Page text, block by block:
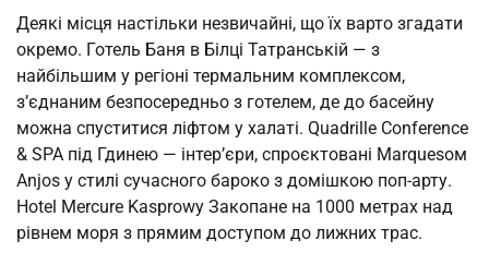
Деякі місця настільки незвичайні, що їх варто згадати
окремо. Готель Баня в Білці Татранській — з
найбільшим у регіоні термальним комплексом,
з’єднаним безпосередньо з готелем, де до басейну
можна спуститися ліфтом у халаті. Quadrille Conference
& SPA під Гдинею — інтер’єри, спроєктовані Marquesом
Anjos у стилі сучасного бароко з домішкою поп-арту.
Hotel Mercure Kasprowy Закопане на 1000 метрах над
рівнем моря з прямим доступом до лижних трас.